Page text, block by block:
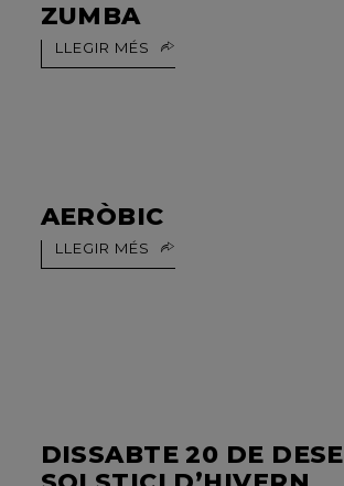
ZUMBA
LLEGIR MÉS
AERÒBIC
LLEGIR MÉS
DISSABTE 20 DE